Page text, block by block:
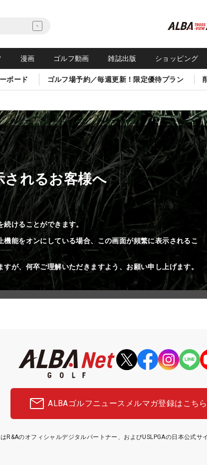
漫画 ゴルフ動画 雑誌出版 ショッピング
ボード ゴルフ場予約／毎週更新！限定優待プラン
れるお客様へ
けることができます。
能をオンにしている場合、この画面が頻繁に表示されるこ
が、何卒ご理解いただきますよう、お願い申し上げます。
ALBAゴルフニュース メルマガ登録はこちら
R&Aのオフィシャルデジタルパートナー、およびUSLPGAの日本公式サ